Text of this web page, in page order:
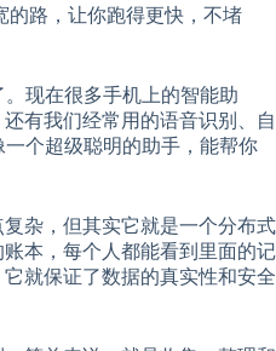
的路，让你跑得更快，不堵
现在很多手机上的智能助
有我们经常用的语音识别、自
个超级聪明的助手，能帮你
杂，但其实它就是一个分布式
本，每个人都能看到里面的记
就保证了数据的真实性和安全